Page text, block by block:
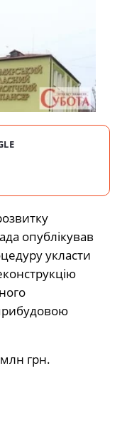
опублікував
укласти
млн грн.